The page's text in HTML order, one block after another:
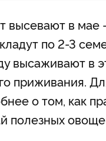
высевают в мае
по 2-3
высаживают в
приживания.
о том, как
полезных